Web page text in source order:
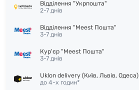
Відділення "Укрпошта"
2-7 днів
Відділення "Meest Пошта"
3-7 днів
Кур'єр "Meest Пошта"
3-7 днів
Uklon delivery (Київ, Львів, Одеса)
до 4-х годин*